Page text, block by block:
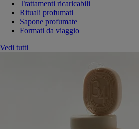
Trattamenti ricaricabili
Rituali profumati
Sapone profumate
Formati da viaggio
Vedi tutti